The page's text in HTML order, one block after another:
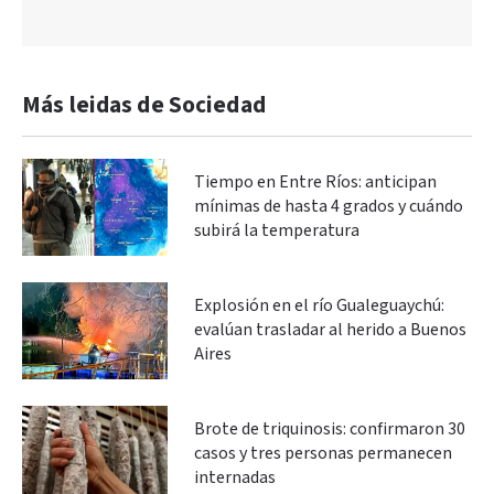
Más leidas de Sociedad
Tiempo en Entre Ríos: anticipan
mínimas de hasta 4 grados y cuándo
subirá la temperatura
Explosión en el río Gualeguaychú:
evalúan trasladar al herido a Buenos
Aires
Brote de triquinosis: confirmaron 30
casos y tres personas permanecen
internadas